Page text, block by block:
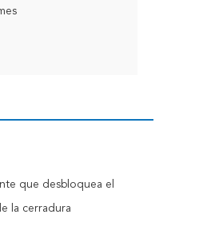
que desbloquea el
la cerradura